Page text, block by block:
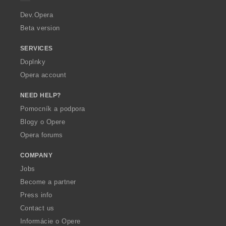
a
Dev.Opera
Beta version
SERVICES
Doplnky
Opera account
NEED HELP?
Pomocník a podpora
Blogy o Opere
Opera forums
COMPANY
Jobs
Become a partner
Press info
Contact us
Informácie o Opere